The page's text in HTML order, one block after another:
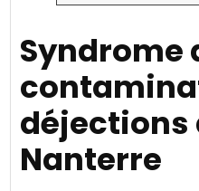
Syndrome
déjections
Nanterre